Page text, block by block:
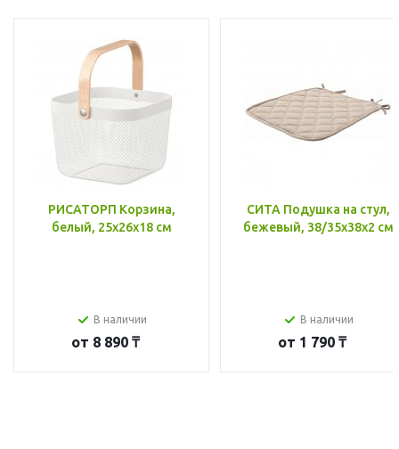
РИСАТОРП Корзина,
белый, 25x26x18 см
В наличии
от 8 890 ₸
СИТА Подушка на стул,
бежевый, 38/35x38x2 см
В наличии
от 1 790 ₸